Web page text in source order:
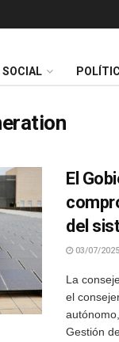
SOCIAL
El
del
03/07/2025
La
el
Gestión